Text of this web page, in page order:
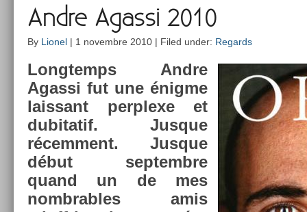
Andre Agassi 2010
By Lionel | 1 novembre 2010 | Filed under: Regards
Longtemps Andre
Agas­si fut une énigme
lais­sant per­plexe et
dubitatif. Jus­que
récem­ment. Jus­que
début sep­tembre
quand un de mes
nombr­ables amis